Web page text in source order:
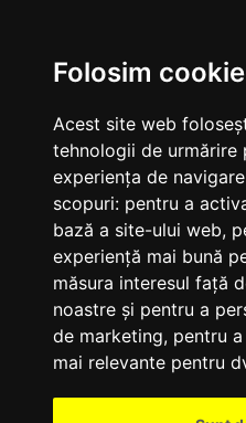
Folosim
Acest site web
tehnologii de urmărire
experiența de
scopuri: pentru a
bază a site-ului web,
experiență mai bună
măsura interesul față
noastre și pentru a
de marketing, pentru
mai relevante pentru